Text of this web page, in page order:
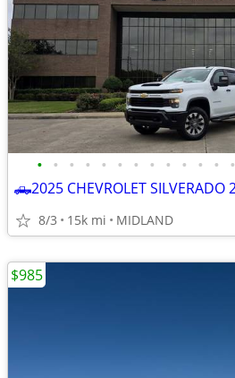
• • • • • • • • • • • • •
8/3 15k mi MIDLAND
$985